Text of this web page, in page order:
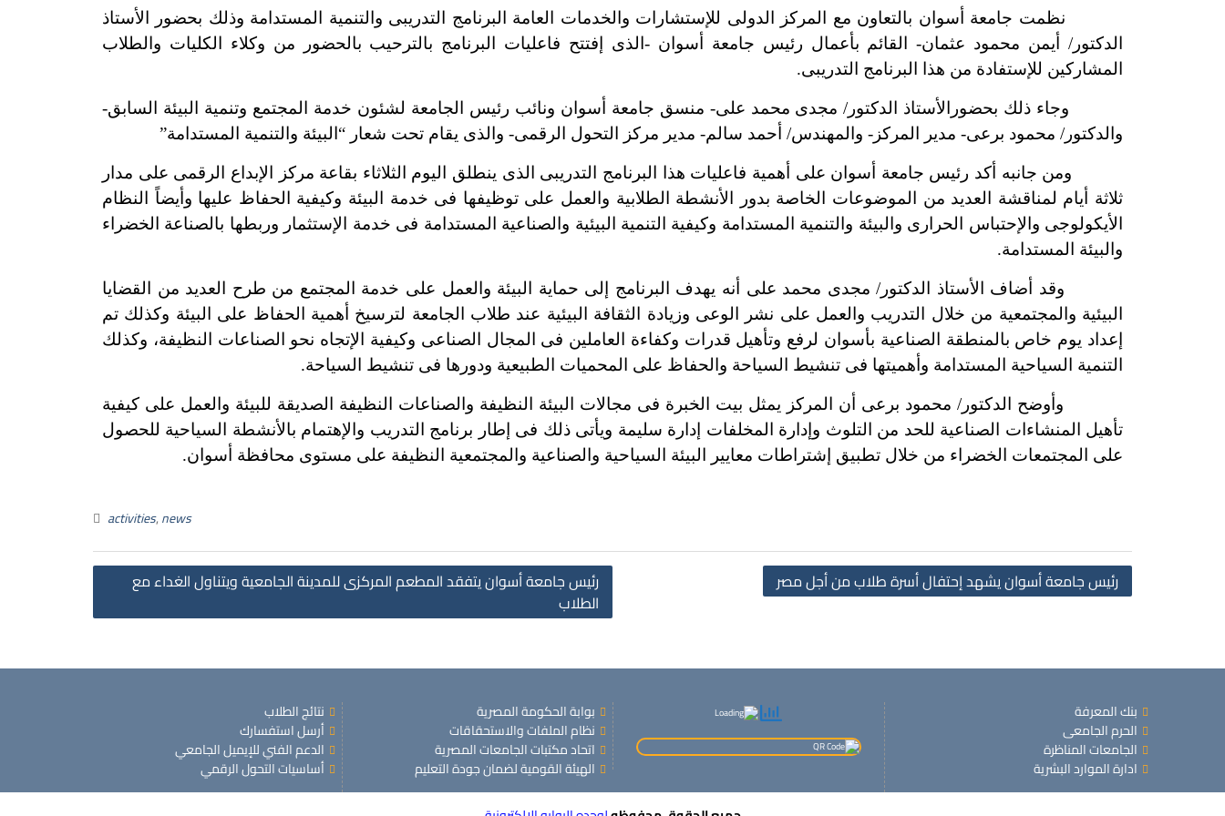
نظمت جامعة أسوان بالتعاون مع المركز الدولى للإستشارات والخدمات العامة البرنامج التدريبى والتنمية المستدامة وذلك بحضور الأستاذ
الدكتور/ أيمن محمود عثمان- القائم بأعمال رئيس جامعة أسوان -الذى إفتتح فاعليات البرنامج بالترحيب بالحضور من وكلاء الكليات والطلاب
المشاركين للإستفادة من هذا البرنامج التدريبى.
وجاء ذلك بحضورالأستاذ الدكتور/ مجدى محمد على- منسق جامعة أسوان ونائب رئيس الجامعة لشئون خدمة المجتمع وتنمية البيئة السابق-
والدكتور/ محمود برعى- مدير المركز- والمهندس/ أحمد سالم- مدير مركز التحول الرقمى- والذى يقام تحت شعار “البيئة والتنمية المستدامة”
ومن جانبه أكد رئيس جامعة أسوان على أهمية فاعليات هذا البرنامج التدريبى الذى ينطلق اليوم الثلاثاء بقاعة مركز الإبداع الرقمى على مدار
ثلاثة أيام لمناقشة العديد من الموضوعات الخاصة بدور الأنشطة الطلابية والعمل على توظيفها فى خدمة البيئة وكيفية الحفاظ عليها وأيضاً النظام
الأيكولوجى والإحتباس الحرارى والبيئة والتنمية المستدامة وكيفية التنمية البيئية والصناعية المستدامة فى خدمة الإستثمار وربطها بالصناعة الخضراء
والبيئة المستدامة.
وقد أضاف الأستاذ الدكتور/ مجدى محمد على أنه يهدف البرنامج إلى حماية البيئة والعمل على خدمة المجتمع من طرح العديد من القضايا
البيئية والمجتمعية من خلال التدريب والعمل على نشر الوعى وزيادة الثقافة البيئية عند طلاب الجامعة لترسيخ أهمية الحفاظ على البيئة وكذلك تم
إعداد يوم خاص بالمنطقة الصناعية بأسوان لرفع وتأهيل قدرات وكفاءة العاملين فى المجال الصناعى وكيفية الإتجاه نحو الصناعات النظيفة، وكذلك
التنمية السياحية المستدامة وأهميتها فى تنشيط السياحة والحفاظ على المحميات الطبيعية ودورها فى تنشيط السياحة.
وأوضح الدكتور/ محمود برعى أن المركز يمثل بيت الخبرة فى مجالات البيئة النظيفة والصناعات النظيفة الصديقة للبيئة والعمل على كيفية
تأهيل المنشاءات الصناعية للحد من التلوث وإدارة المخلفات إدارة سليمة ويأتى ذلك فى إطار برنامج التدريب والإهتمام بالأنشطة السياحية للحصول
على المجتمعات الخضراء من خلال تطبيق إشتراطات معايير البيئة السياحية والصناعية والمجتمعية النظيفة على مستوى محافظة أسوان.
activities,news
رئيس جامعة أسوان يتفقد المطعم المركزى للمدينة الجامعية ويتناول الغداء مع
الطلاب
رئيس جامعة أسوان يشهد إحتفال أسرة طلاب من أجل مصر
نتائج الطلاب
أرسل استفسارك
الدعم الفني للإيميل الجامعي
أساسيات التحول الرقمي
بوابة الحكومة المصرية
نظام الملفات والاستحقاقات
اتحاد مكتبات الجامعات المصرية
الهيئة القومية لضمان جودة التعليم
بنك المعرفة
الحرم الجامعى
الجامعات المناظرة
ادارة الموارد البشرية